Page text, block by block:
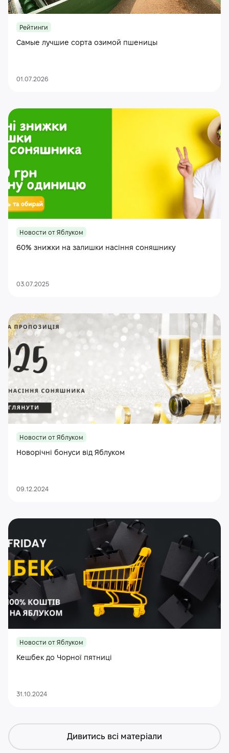
Рейтинги
Самые лучшие сорта озимой пшеницы
01.07.2026
Новости от Яблуком
60% знижки на залишки насіння соняшнику
03.07.2025
Новости от Яблуком
Новорічні бонуси від Яблуком
09.12.2024
Новости от Яблуком
Кешбек до Чорної пятниці
31.10.2024
Дивитись всі матеріали